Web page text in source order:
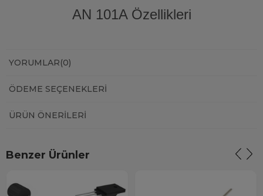
AN 101A Özellikleri
YORUMLAR(0)
ÖDEME SEÇENEKLERI
ÜRÜN ÖNERILERI
Benzer Ürünler